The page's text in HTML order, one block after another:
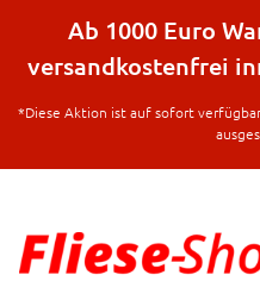
springen
Ab 1000 Euro
versandkostenfrei
*Diese Aktion ist auf sofort